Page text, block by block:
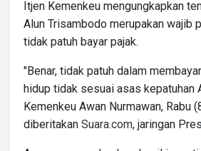
Itjen Kemenkeu mengungkapkan
Alun Trisambodo merupakan wajib
tidak patuh bayar pajak.
"Benar, tidak patuh dalam
hidup tidak sesuai asas kepatuhan
Kemenkeu Awan Nurmawan,
diberitakan Suara.com, jaringan